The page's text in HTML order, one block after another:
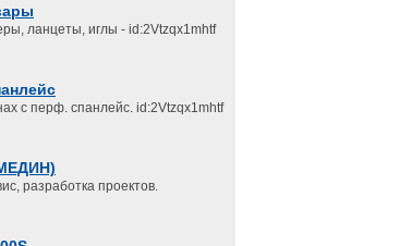
ланцеты, иглы - id:2Vtzqx1mhtf
с перф. спанлейс. id:2Vtzqx1mhtf
разработка проектов.